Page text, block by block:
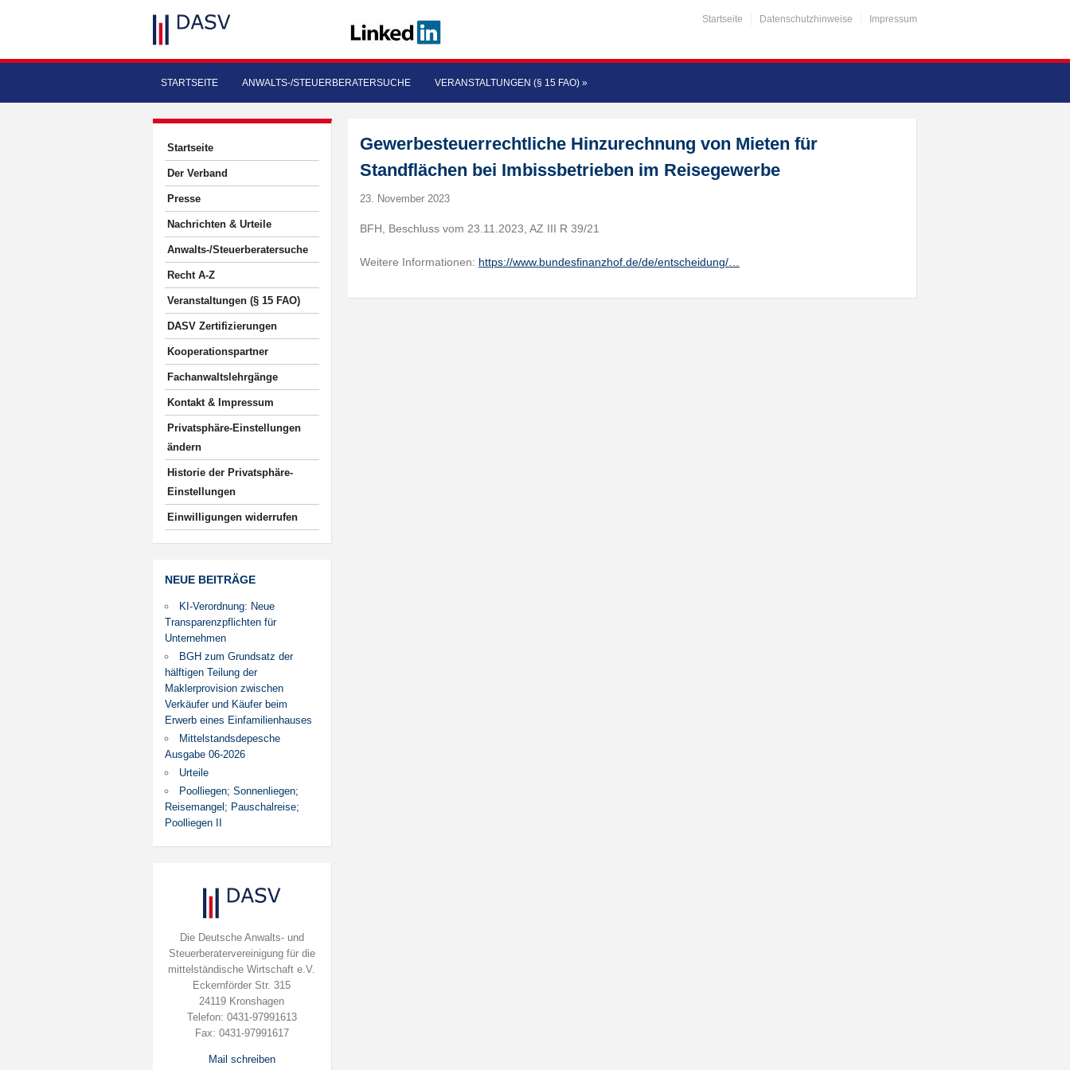
Startseite Datenschutzhinweise Impressum
STARTSEITE ANWALTS-/STEUERBERATERSUCHE VERANSTALTUNGEN (§ 15 FAO) »
Startseite
Der Verband
Presse
Nachrichten & Urteile
Anwalts-/Steuerberatersuche
Recht A-Z
Veranstaltungen (§ 15 FAO)
DASV Zertifizierungen
Kooperationspartner
Fachanwaltslehrgänge
Kontakt & Impressum
Privatsphäre-Einstellungen
ändern
Historie der Privatsphäre-
Einstellungen
Einwilligungen widerrufen
NEUE BEITRÄGE
KI-Verordnung: Neue
Transparenzpflichten für
Unternehmen
BGH zum Grundsatz der
hälftigen Teilung der
Maklerprovision zwischen
Verkäufer und Käufer beim
Erwerb eines Einfamilienhauses
Mittelstandsdepesche
Ausgabe 06-2026
Urteile
Poolliegen; Sonnenliegen;
Reisemangel; Pauschalreise;
Poolliegen II
Die Deutsche Anwalts- und
Steuerberatervereinigung für die
mittelständische Wirtschaft e.V.
Eckernförder Str. 315
24119 Kronshagen
Telefon: 0431-97991613
Fax: 0431-97991617
Mail schreiben
Gewerbesteuerrechtliche Hinzurechnung von Mieten für
Standflächen bei Imbissbetrieben im Reisegewerbe
23. November 2023
BFH, Beschluss vom 23.11.2023, AZ III R 39/21
Weitere Informationen: https://www.bundesfinanzhof.de/de/entscheidung/…